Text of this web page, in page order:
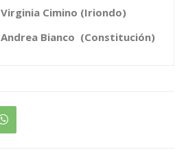
Virginia Cimino (Iriondo)
Andrea Bianco (Constitución)